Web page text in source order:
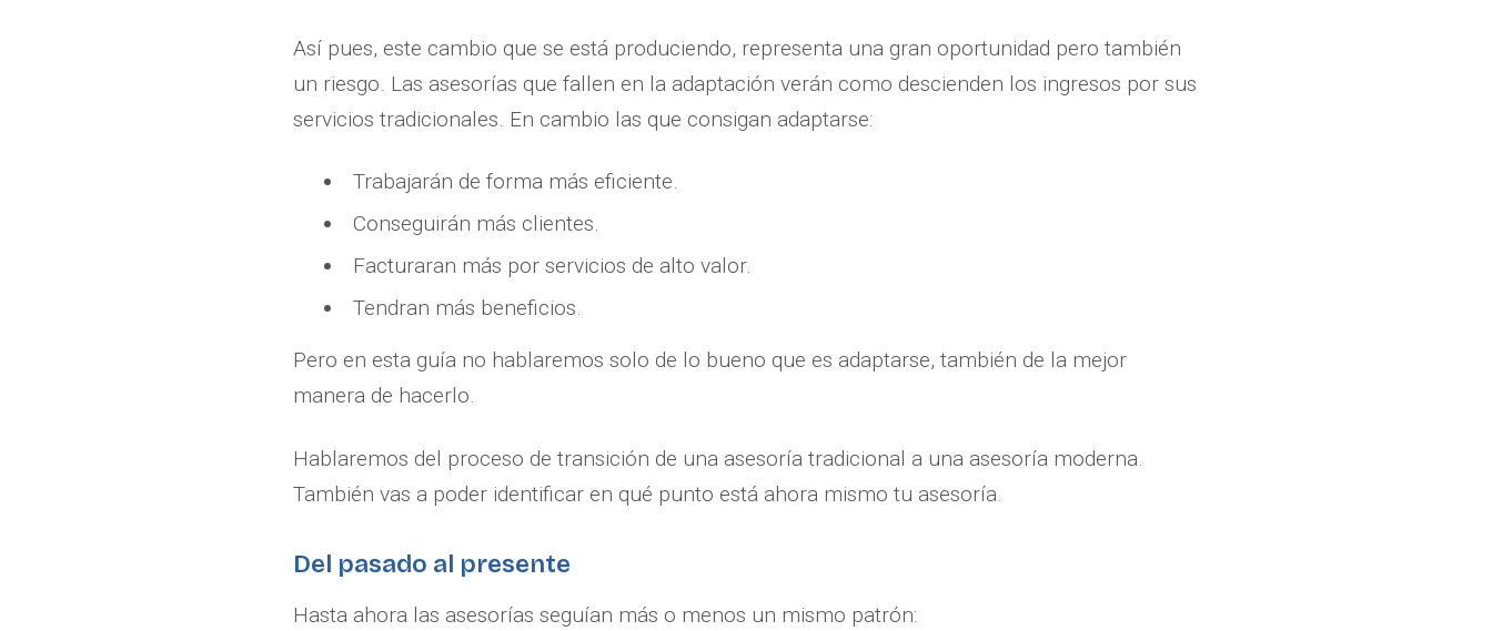
Así pues, este cambio que se está produciendo, representa una gran oportunidad pero también
un riesgo. Las asesorías que fallen en la adaptación verán como descienden los ingresos por sus
servicios tradicionales. En cambio las que consigan adaptarse:
Trabajarán de forma más eficiente.
Conseguirán más clientes.
Facturaran más por servicios de alto valor.
Tendran más beneficios.
Pero en esta guía no hablaremos solo de lo bueno que es adaptarse, también de la mejor
manera de hacerlo.
Hablaremos del proceso de transición de una asesoría tradicional a una asesoría moderna.
También vas a poder identificar en qué punto está ahora mismo tu asesoría.
Del pasado al presente
Hasta ahora las asesorías seguían más o menos un mismo patrón: